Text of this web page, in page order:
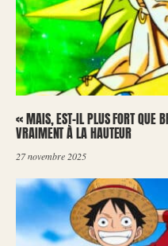
« MAIS, EST-IL PLUS FORT QUE
VRAIMENT À LA HAUTEUR
27 novembre 2025